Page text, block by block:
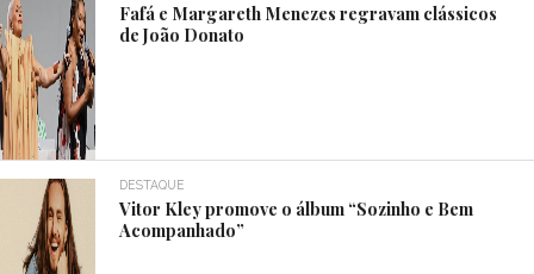
Fafá e Margareth Menezes regravam clássicos
de João Donato
DESTAQUE
Vitor Kley promove o álbum “Sozinho e Bem
Acompanhado”